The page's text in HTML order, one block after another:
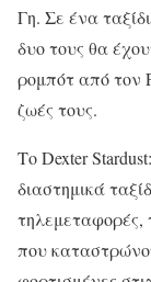
Γη. Σε ένα
δυο τους θα
ρομπότ από τον
ζωές τους.
Το Dexter
διαστημικά
τηλεμεταφορές,
που